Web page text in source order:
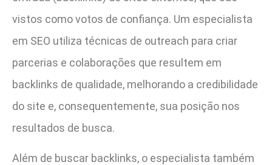
vistos como votos de confiança. Um especialista
em SEO utiliza técnicas de outreach para criar
parcerias e colaborações que resultem em
backlinks de qualidade, melhorando a credibilidade
do site e, consequentemente, sua posição nos
resultados de busca.
Além de buscar backlinks, o especialista também